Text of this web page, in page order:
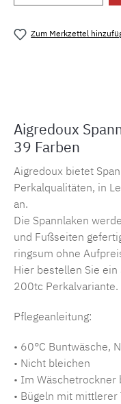
Zum Merkzettel
Aigredoux
39 Farben
Aigredoux bietet
Perkalqualitäten, in
an.
Die Spannlaken
und Fußseiten
ringsum ohne
Hier bestellen Sie
200tc Perkalvariante.
Pflegeanleitung:
• 60°C Buntwäsche,
• Nicht bleichen
• Im
• Bügeln mit